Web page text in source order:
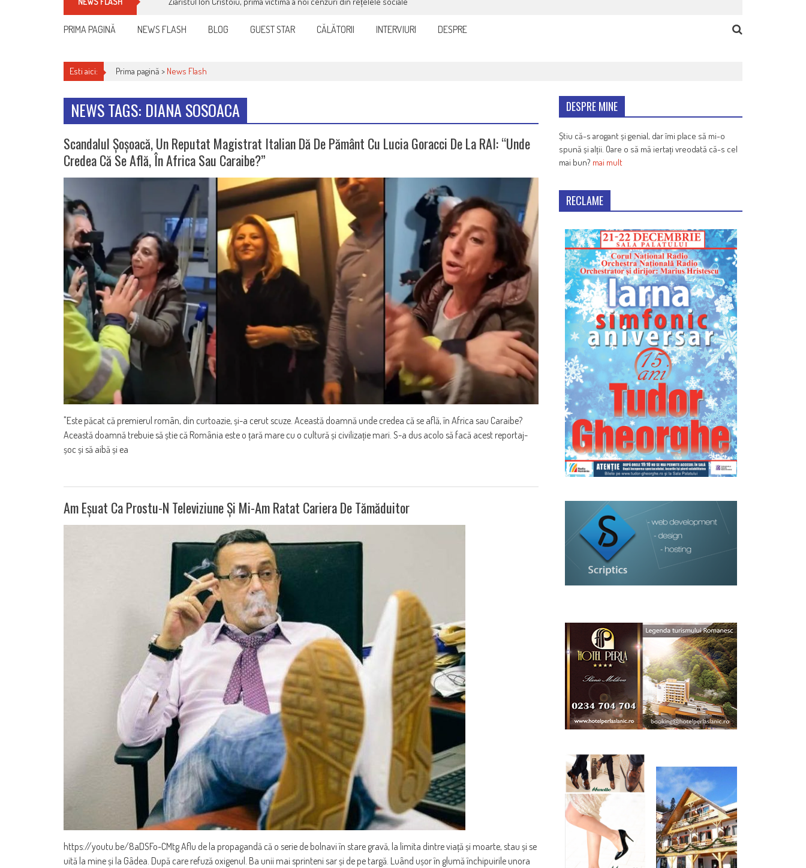
PRIMA PAGINĂ NEWS FLASH BLOG GUEST STAR CĂLĂTORII INTERVIURI DESPRE
Esti aici: Prima pagină > News Flash
NEWS TAGS: DIANA SOSOACA
Scandalul Șoșoacă, Un Reputat Magistrat Italian Dă De Pământ Cu Lucia Goracci De La RAI: “unde
Credea Că Se Află, În Africa Sau Caraibe?”
"Este păcat că premierul român, din curtoazie, și-a cerut scuze. Această doamnă unde credea că se află, în Africa sau Caraibe?
Această doamnă trebuie să știe că România este o țară mare cu o cultură și civilizație mari. S-a dus acolo să facă acest reportaj-
șoc și să aibă și ea
Am Eșuat Ca Prostu-N Televiziune Și Mi-Am Ratat Cariera De Tămăduitor
https://youtu.be/8aDSFo-CMtg Aflu de la propagandă că o serie de bolnavi în stare gravă, la limita dintre viață și moarte, stau și se
uită la mine și la Gâdea. După care refuză oxigenul. Ba unii mai sprinteni sar și de pe targă. Luând ușor în glumă închipuirile unora
DESPRE MINE
Știu că-s arogant și genial, dar îmi place să mi-o
spună și alții. Oare o să mă iertați vreodată că-s cel
mai bun? mai mult
RECLAME